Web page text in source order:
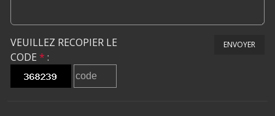
VEUILLEZ RECOPIER LE
CODE * :
ENVOYER